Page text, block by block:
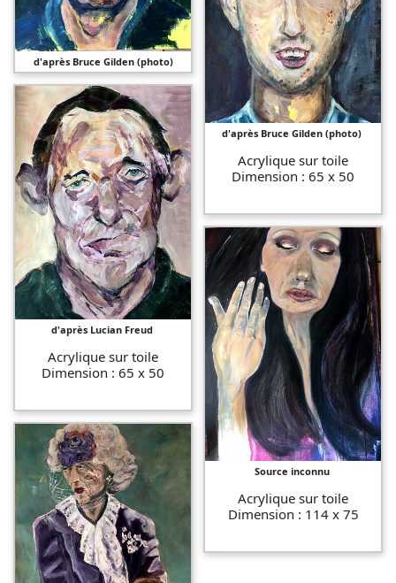
d'après Bruce Gilden (photo)
d'après Bruce Gilden (photo)
Acrylique sur toile
Dimension : 65 x 50
d'après Lucian Freud
Acrylique sur toile
Dimension : 65 x 50
Source inconnu
Acrylique sur toile
Dimension : 114 x 75